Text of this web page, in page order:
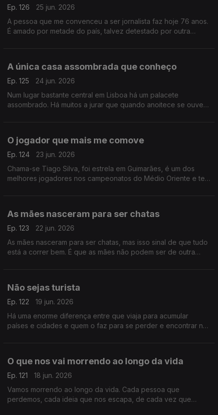
Ep. 126
25 jun. 2026
A pessoa que me convenceu a ser jornalista faz hoje 76 anos.
É amado por metade do país, talvez detestado por outra
A única casa assombrada que conheço
Ep. 125
24 jun. 2026
Num lugar bastante central em Lisboa há um palacete
assombrado. Há muitos a jurar que quando anoitece se ouvem
O jogador que mais me comove
Ep. 124
23 jun. 2026
Chama-se Tiago Silva, foi estrela em Guimarães, é um dos
melhores jogadores nos campeonatos do Médio Oriente e tem
As mães nasceram para ser chatas
Ep. 123
22 jun. 2026
As mães nasceram para ser chatas, mas isso sinal de que tudo
está a correr bem. É que as mães não podem ser de outra
Não sejas turista
Ep. 122
19 jun. 2026
Há uma enorme diferença entre que viaja para acumular
países e cidades e quem o faz para se perder e encontrar nos
O que nos vai morrendo ao longo da vida
Ep. 121
18 jun. 2026
Vamos morrendo ao longo da vida. Cada pessoa que
perdemos, cada ideia que nos escapa, de cada vez que